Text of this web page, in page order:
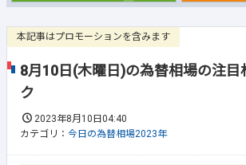
本記事はプロモーションを含みます
8月10日(木曜日)の為替相場の注目
ク
2023年8月10日04:40
カテゴリ： 今日の為替相場2023年